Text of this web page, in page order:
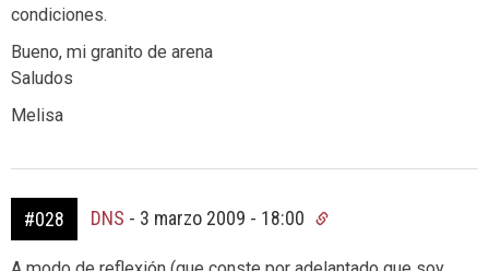
condiciones.
Bueno, mi granito de arena
Saludos
Melisa
#028 DNS - 3 marzo 2009 - 18:00